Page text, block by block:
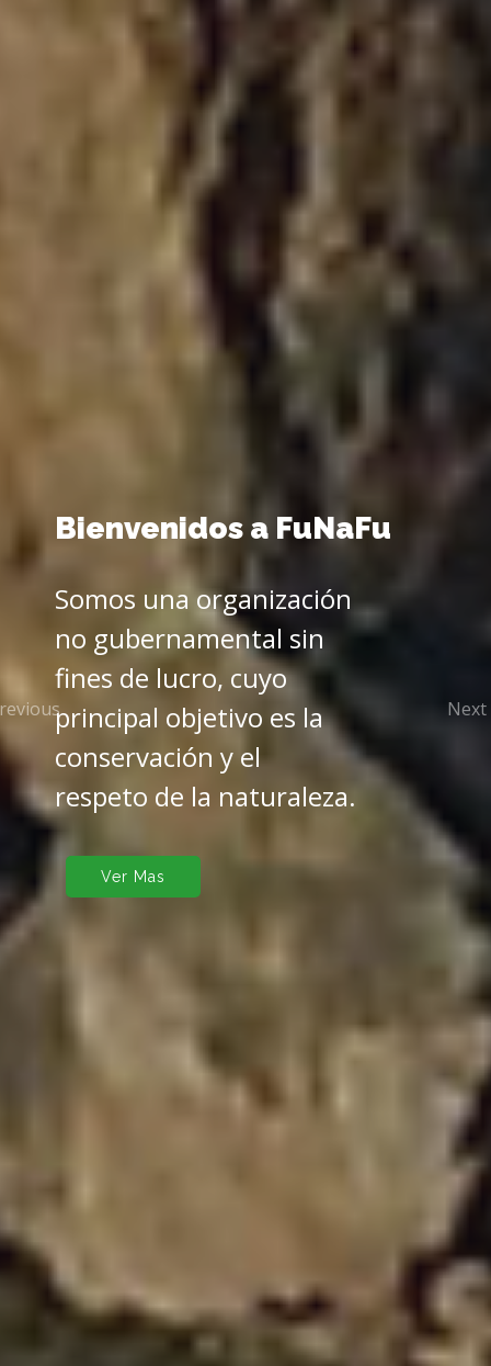
Bienvenidos a FuNaFu
Somos una organización
no gubernamental sin
fines de lucro, cuyo
principal objetivo es la
conservación y el
respeto de la naturaleza.
Ver Mas
Next